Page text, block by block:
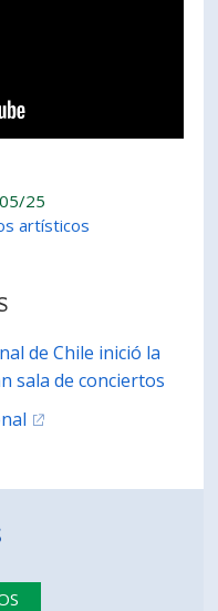
de Chile inició la
sala de conciertos
25
artísticos